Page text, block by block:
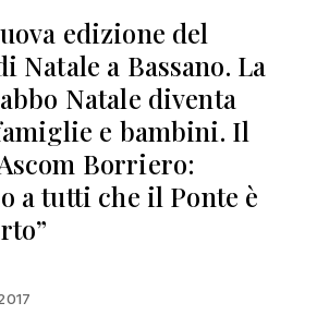
edizione del
Natale a Bassano. La
Natale diventa
e bambini. Il
Borriero:
a tutti che il Ponte è